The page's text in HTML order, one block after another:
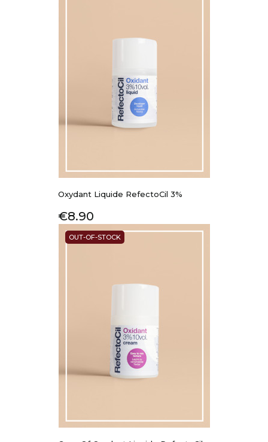
Oxydant Liquide RefectoCil 3%
Price
€8.90
OUT-OF-STOCK